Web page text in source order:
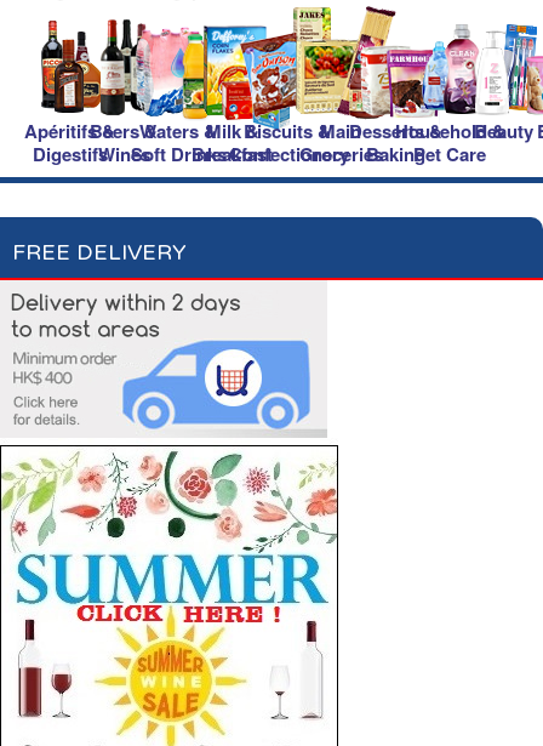
Apéritifs &
Digestifs
Beers &
Wines
Waters &
Soft Drinks
Milk &
Breakfast
Biscuits &
Confectionery
Main
Groceries
Desserts &
Baking
Household &
Pet Care
Beauty
FREE DELIVERY